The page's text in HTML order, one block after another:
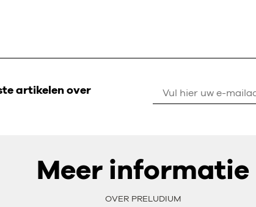
artikelen over
Meer informatie
OVER PRELUDIUM